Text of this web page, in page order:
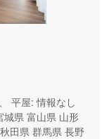
平屋: 情報なし
城県 富山県 山形
秋田県 群馬県 長野